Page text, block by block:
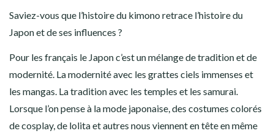
Saviez-vous que l’histoire du kimono retrace l’histoire du
Japon et de ses influences ?
Pour les français le Japon c’est un mélange de tradition et de
modernité. La modernité avec les grattes ciels immenses et
les mangas. La tradition avec les temples et les samurai.
Lorsque l’on pense à la mode japonaise, des costumes colorés
de cosplay, de lolita et autres nous viennent en tête en même